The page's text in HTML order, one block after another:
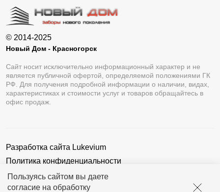
Пользуясь сайтом вы даете
согласие на обработку
© 2014-2025
Новый Дом - Красногорск
Сайт носит исключительно информационный характер и не
является публичной офертой, определяемой положениями ГК
РФ. Для получения подробной информации о наличии, видах,
характеристиках и стоимости услуг и товаров обращайтесь в
офис продаж.
Разработка сайта Lukevium
Политика конфиденциальности
Пользовательское соглашение